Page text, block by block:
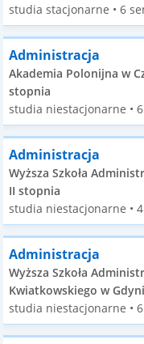
studia stacjonarne • 6
Administracja
Akademia Polonijna w
stopnia
studia niestacjonarne •
Administracja
Wyższa Szkoła
II stopnia
studia niestacjonarne •
Administracja
Wyższa Szkoła
Kwiatkowskiego w
studia niestacjonarne •